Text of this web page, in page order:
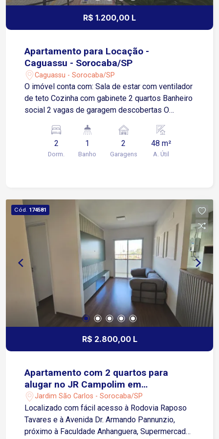
R$ 1.200,00 L
Apartamento para Locação -
Caguassu - Sorocaba/SP
Caguassu - Sorocaba/SP
O imóvel conta com: Sala de estar com ventilador
de teto Cozinha com gabinete 2 quartos Banheiro
social 2 vagas de garagem descobertas O
festas Salão de jogos Playground Piscina
Portaria 24 horas Situado no bairro Caguassu,
com fácil acesso às Avenidas Ipanema e Itavuvu,
escolas, farmácias, comércios e serviços,
proporcionando mais comodidade para o dia a
dia.
2
Dorm.
1
Banho
2
Garagens
48 m²
A. Útil
Cód. 174581
R$ 2.800,00 L
Apartamento com 2 quartos para
alugar no JR Campolim em
Sorocaba/SP
Jardim São Carlos - Sorocaba/SP
Localizado com fácil acesso à Rodovia Raposo
Tavares e à Avenida Dr. Armando Pannunzio,
próximo à Faculdade Anhanguera, Supermercado